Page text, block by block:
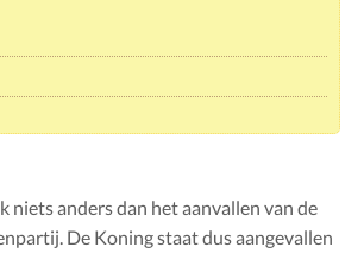
niets anders dan het aanvallen van de
De Koning staat dus aangevallen